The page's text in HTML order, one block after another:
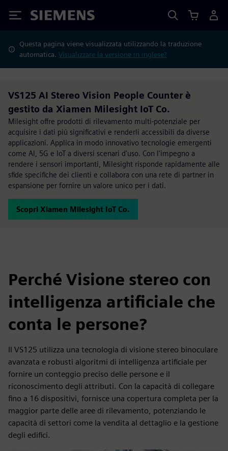
Siemens
Questa pagina viene visualizzata utilizzando la traduzione
automatica.Visualizzare la versione in inglese?
VS125 AI Stereo Vision People Counter è
gestito da Xiamen Milesight IoT Co.
Milesight offre prodotti di rilevamento multi-potenziale per
acquisire i dati più significativi e renderli accessibili da diverse
applicazioni. Applica in modo innovativo tecnologie emergenti
come Al, 5G e IoT a diversi scenari d'uso. Con l'impegno a
rendere i sensori importanti, Milesight risponde rapidamente alle
sfide specifiche dei clienti e collabora con una rete di partner in
espansione per fornire un valore unico per i dati.
Scopri Xiamen Milesight IoT Co.
Perché Visione stereo con
intelligenza artificiale che
conta le persone?
Il VS125 utilizza una tecnologia di visione stereo binoculare
avanzata e robusti algoritmi di intelligenza artificiale per
fornire un conteggio preciso delle persone e il
riconoscimento degli attributi. Con la capacità di collegare
fino a 16 dispositivi, fornisce una copertura completa per la
maggior parte delle aree di rilevamento, potenziando le
capacità di settori come la vendita al dettaglio e la gestione
degli edifici.